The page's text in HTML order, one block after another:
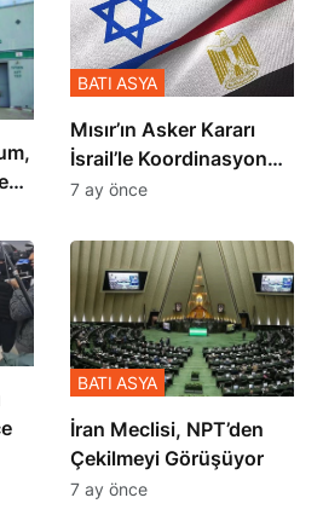
Mısır’ın Asker Kararı
İsrail’le Koordinasyon
İçinde Gerçekleşmiş
BATI ASYA
7 ay önce
İran Meclisi, NPT’den
Çekilmeyi Görüşüyor
BATI ASYA
7 ay önce